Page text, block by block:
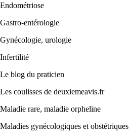
Endométriose
Gastro-entérologie
Gynécologie, urologie
Infertilité
Le blog du praticien
Les coulisses de deuxiemeavis.fr
Maladie rare, maladie orpheline
Maladies gynécologiques et obstétriques